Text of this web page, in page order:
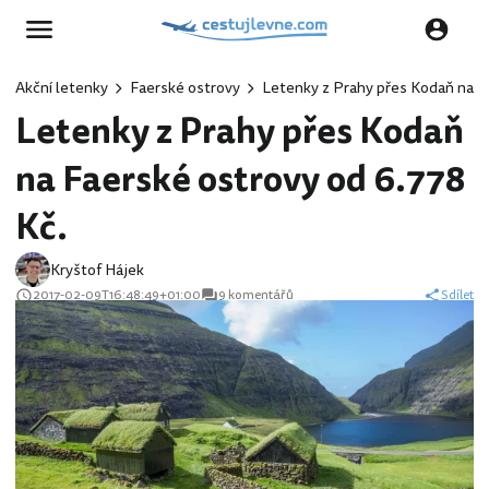
Akční letenky Faerské ostrovy Letenky z Prahy přes Kodaň na
Letenky z Prahy přes Kodaň
na Faerské ostrovy od 6.778
Kč.
Kryštof Hájek
2017-02-09T16:48:49+01:00 9 komentářů Sdílet